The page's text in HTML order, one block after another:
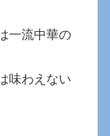
一流中華の
味わえない